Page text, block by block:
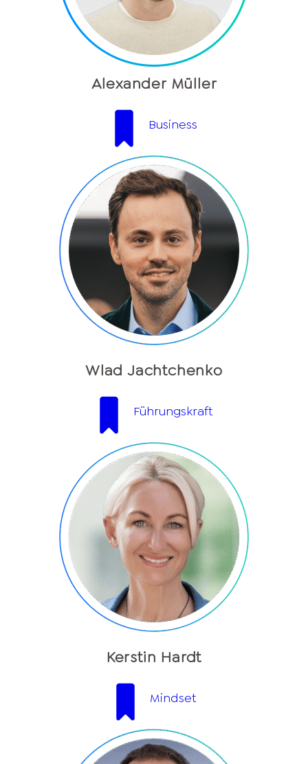
Alexander Müller
Business
Wlad Jachtchenko
Führungskraft
Kerstin Hardt
Mindset